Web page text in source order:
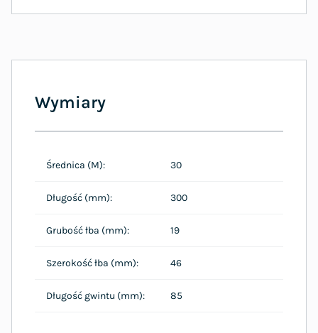
Wymiary
Średnica (M): 30
Długość (mm): 300
Grubość łba (mm): 19
Szerokość łba (mm): 46
Długość gwintu (mm): 85